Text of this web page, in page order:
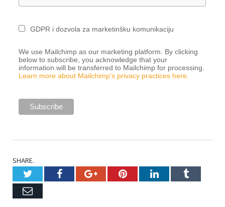
GDPR i dozvola za marketinšku komunikaciju
We use Mailchimp as our marketing platform. By clicking
below to subscribe, you acknowledge that your
information will be transferred to Mailchimp for processing.
Learn more about Mailchimp’s privacy practices here.
SHARE.
TwitterFacebookGoogle+PinterestLinkedInTumblr
Email